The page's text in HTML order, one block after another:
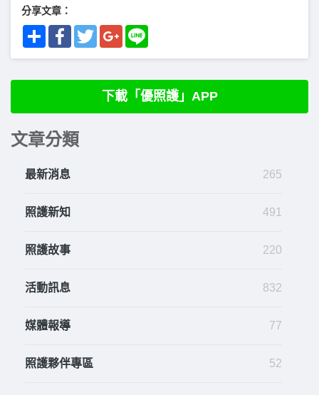
分享文章：
Share FacebookTwitterGoogle+
下載「優照護」APP
文章分類
最新消息 265
照護新知 491
照護故事 220
活動訊息 832
媒體報導 77
照護夥伴專區 52